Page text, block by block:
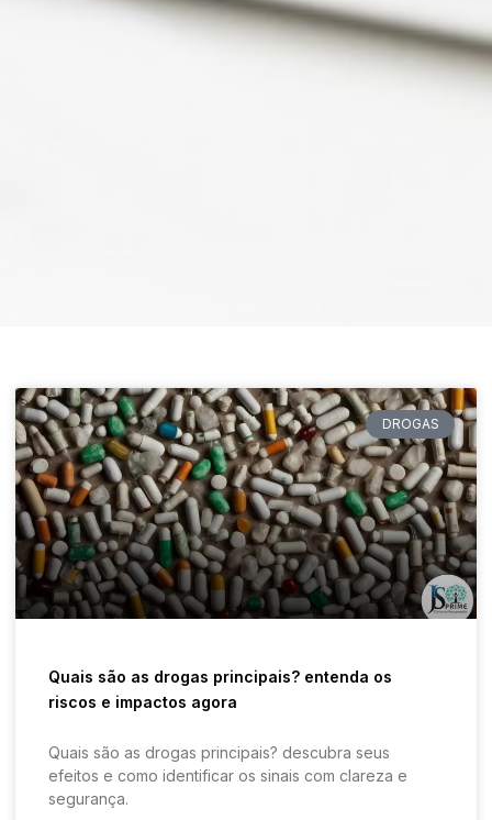
DROGAS
Quais são as drogas principais? entenda os
riscos e impactos agora
Quais são as drogas principais? descubra seus
efeitos e como identificar os sinais com clareza e
segurança.